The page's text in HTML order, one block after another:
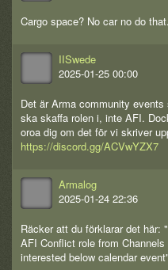
Cargo space? No car no do that.
IISwede
2025-01-25 00:00
Det är Arma community
ska skaffa rolen i, inte AFI.
oroa dig om det för vi skriver
https://discord.gg/ACVwYZX7
Armalog
2025-01-24 22:36
Räcker att du förklarar det här:
AFI Conflict role from
interested below calendar event"